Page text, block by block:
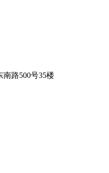
南路500号35楼